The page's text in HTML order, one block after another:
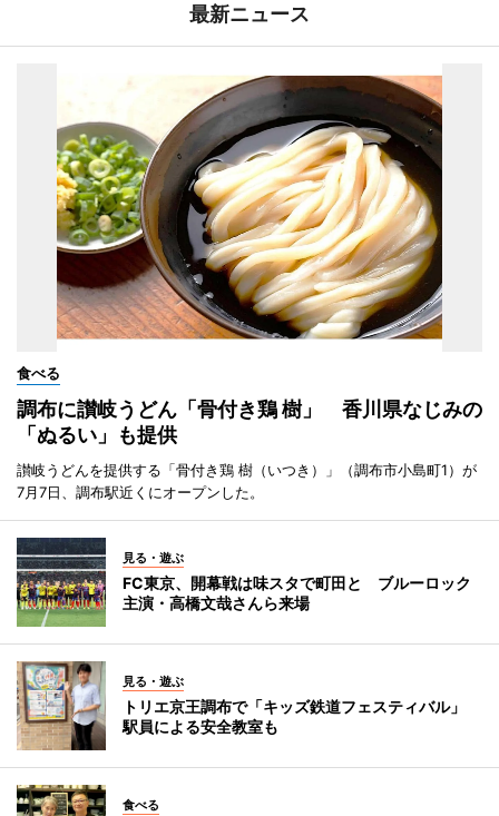
最新ニュース
食べる
調布に讃岐うどん「骨付き鶏 樹」 香川県なじみの
「ぬるい」も提供
讃岐うどんを提供する「骨付き鶏 樹（いつき）」（調布市小島町1）が
7月7日、調布駅近くにオープンした。
見る・遊ぶ
FC東京、開幕戦は味スタで町田と ブルーロック
主演・高橋文哉さんら来場
見る・遊ぶ
トリエ京王調布で「キッズ鉄道フェスティバル」
駅員による安全教室も
食べる